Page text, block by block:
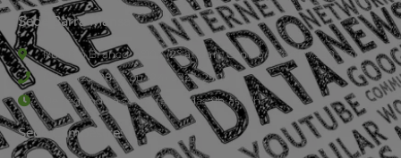
Sede Barra Mansa
Rua Rio Branco, nº107 (2º andar), Centro - Cep: 27.330-030
(24) 3323-2848 ou (24) 3323-2500
De segunda à sexta-feira , das 9h às 17h.
Sede Campestre: